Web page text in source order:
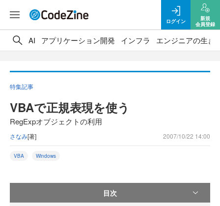
ログイン
新規
会員登録
AI アプリケーション開発 インフラ エンジニアの生き
特集記事
VBAで正規表現を使う
RegExpオブジェクトの利用
さなみ[著] 2007/10/22 14:00
VBA Windows
目次